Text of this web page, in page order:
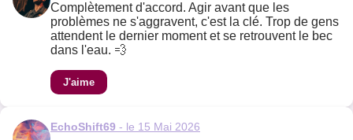
Complètement d'accord. Agir avant que les
problèmes ne s'aggravent, c'est la clé. Trop de gens
attendent le dernier moment et se retrouvent le bec
dans l'eau. 💨
J'aime
EchoShift69 - le 15 Mai 2026